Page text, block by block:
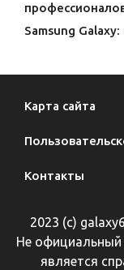
Samsung
Карта сайта
Контакты
2023 (с)
Не
является